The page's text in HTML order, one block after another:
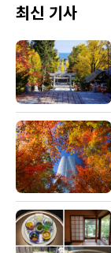
최신 기사